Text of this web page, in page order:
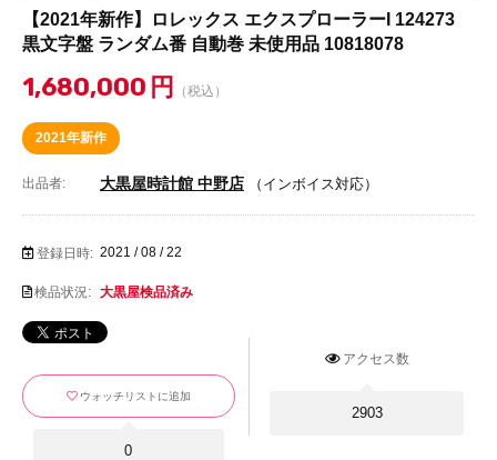
【2021年新作】ロレックス エクスプローラーI 124273
黒文字盤 ランダム番 自動巻 未使用品 10818078
1,680,000 円 （税込）
2021年新作
出品者: 大黒屋時計館 中野店 （インボイス対応）
登録日時: 2021 / 08 / 22
検品状況: 大黒屋検品済み
アクセス数
2903
ウォッチリストに追加
0